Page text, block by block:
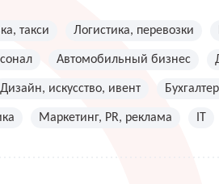
такси Логистика, перевозки
Автомобильный бизнес
Дизайн, искусство, ивент
Маркетинг, PR, реклама